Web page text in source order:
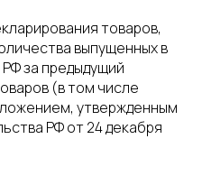
товаров,
выпущенных в
за предыдущий
(в том числе
утвержденным
РФ от 24 декабря